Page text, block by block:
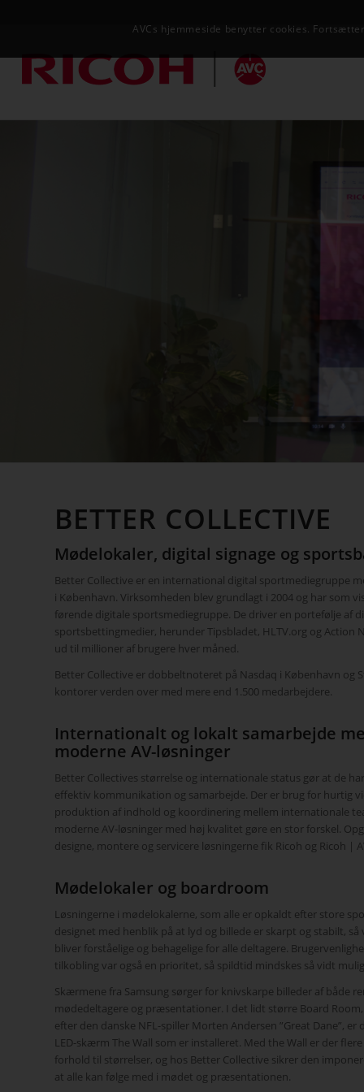
BETTER COLLECTIVE
Mødelokaler, digital signage og
Better Collective er en international digital sportmediegruppe
i København. Virksomheden blev grundlagt i 2004 og har som
førende digitale sportsmediegruppe. De driver en portefølje af
sportsbettingmedier, herunder Tipsbladet, HLTV.org og Action
ud til millioner af brugere hver måned.
Better Collective er dobbeltnoteret på Nasdaq i København og
kontorer verden over med mere end 1.500 medarbejdere.
Internationalt og lokalt samarbejde
moderne AV-løsninger
Better Collectives størrelse og internationale status gør at de
effektiv kommunikation og samarbejde. Der er brug for hurtig
produktion af indhold og koordinering mellem internationale
moderne AV-løsninger med høj kvalitet gøre en stor forskel.
designe, montere og servicere løsningerne fik Ricoh og Ricoh |
Mødelokaler og boardroom
Løsningerne i mødelokalerne, som alle er opkaldt efter store
designet med henblik på at lyd og billede er skarpt og stabilt,
bliver forståelige og behagelige for alle deltagere.
tilkobling var også en prioritet, så spildtid mindskes så vidt
Skærmene fra Samsung sørger for knivskarpe billeder af både
mødedeltagere og præsentationer. I det lidt større Board
efter den danske NFL-spiller Morten Andersen ”Great Dane”, er
LED-skærm The Wall som er installeret. Med the Wall er der
forhold til størrelser, og hos Better Collective sikrer den
at alle kan følge med i mødet og præsentationen.
AVCs hjemmeside benytter cookies.